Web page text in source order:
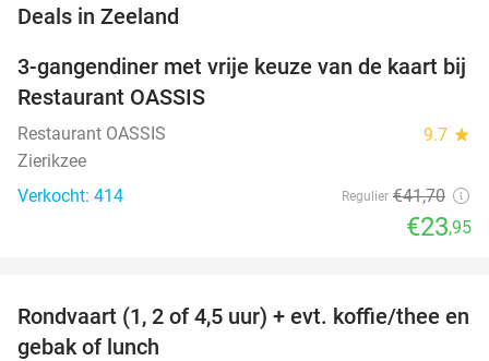
Deals in Zeeland
43%
3-gangendiner met vrije keuze van de kaart bij
Restaurant OASSIS
Restaurant OASSIS 9.7 star
Zierikzee
Verkocht: 414
Regulier €41,70
€23,95
61%
TODAY
Rondvaart (1, 2 of 4,5 uur) + evt. koffie/thee en
gebak of lunch